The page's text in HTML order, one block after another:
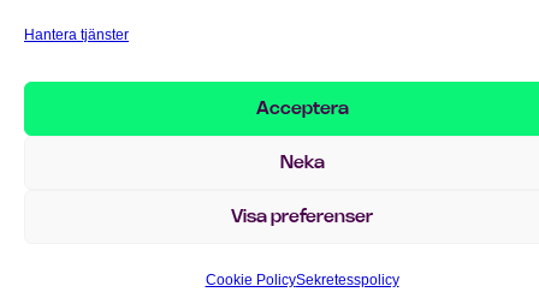
Hantera tjänster
Acceptera
Neka
Visa preferenser
Cookie PolicySekretesspolicy